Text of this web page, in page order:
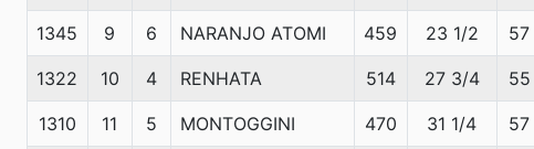
1345 9 6 NARANJO ATOMI 459 23 1/2 57
1322 10 4 RENHATA 514 27 3/4 55
1310 11 5 MONTOGGINI 470 31 1/4 57